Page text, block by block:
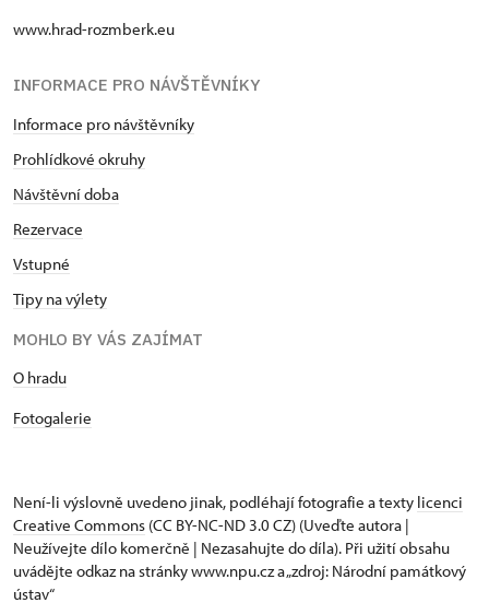
www.hrad-rozmberk.eu
INFORMACE PRO NÁVŠTĚVNÍKY
Informace pro návštěvníky
Prohlídkové okruhy
Návštěvní doba
Rezervace
Vstupné
Tipy na výlety
MOHLO BY VÁS ZAJÍMAT
O hradu
Fotogalerie
Není-li výslovně uvedeno jinak, podléhají fotografie a texty licenci
Creative Commons (CC BY-NC-ND 3.0 CZ) (Uveďte autora |
Neužívejte dílo komerčně | Nezasahujte do díla). Při užití obsahu
uvádějte odkaz na stránky www.npu.cz a „zdroj: Národní památkový
ústav“